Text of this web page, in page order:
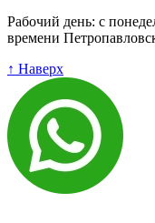
Рабочий день: с
времени
↑ Наверх